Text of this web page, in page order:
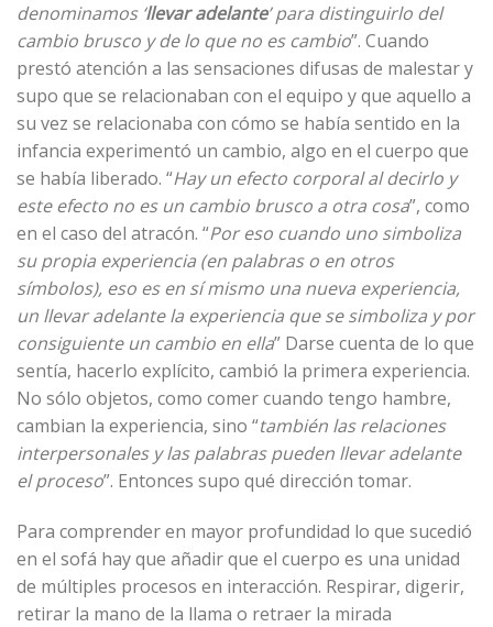
denominamos ‘llevar adelante’ para distinguirlo del
cambio brusco y de lo que no es cambio”. Cuando
prestó atención a las sensaciones difusas de malestar y
supo que se relacionaban con el equipo y que aquello a
su vez se relacionaba con cómo se había sentido en la
infancia experimentó un cambio, algo en el cuerpo que
se había liberado. “Hay un efecto corporal al decirlo y
este efecto no es un cambio brusco a otra cosa”, como
en el caso del atracón. “Por eso cuando uno simboliza
su propia experiencia (en palabras o en otros
símbolos), eso es en sí mismo una nueva experiencia,
un llevar adelante la experiencia que se simboliza y por
consiguiente un cambio en ella” Darse cuenta de lo que
sentía, hacerlo explícito, cambió la primera experiencia.
No sólo objetos, como comer cuando tengo hambre,
cambian la experiencia, sino “también las relaciones
interpersonales y las palabras pueden llevar adelante
el proceso”. Entonces supo qué dirección tomar.
Para comprender en mayor profundidad lo que sucedió
en el sofá hay que añadir que el cuerpo es una unidad
de múltiples procesos en interacción. Respirar, digerir,
retirar la mano de la llama o retraer la mirada